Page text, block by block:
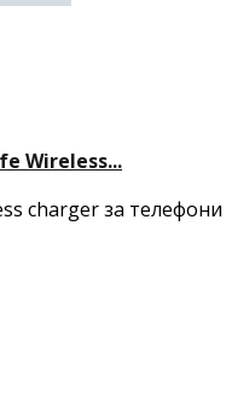
Wireless...
charger за телефони